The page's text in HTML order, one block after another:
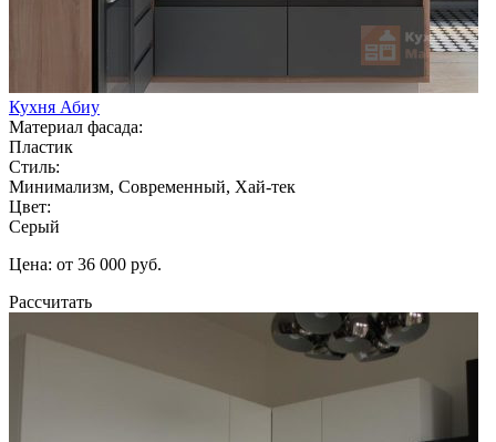
Кухня Абиу
Материал фасада:
Пластик
Стиль:
Минимализм, Современный, Хай-тек
Цвет:
Серый
Цена: от 36 000 руб.
Рассчитать